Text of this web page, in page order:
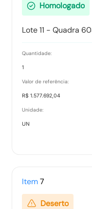
Homologado
Lote 11 - Quadra
Quantidade:
1
Valor de referência:
R$ 1.577.692,04
Unidade:
UN
Item7
Deserto